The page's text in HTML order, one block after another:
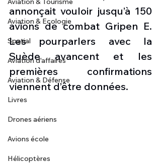
Aviation & Ecologie
Spatial
Aviation d'affaires
Aviation & Défense
Livres
Drones aériens
Avions école
Hélicoptères
annonçait vouloir jusqu’à 150
avions de combat Gripen E.
Les pourparlers avec la
Suède avancent et les
premières confirmations
viennent d’être données.